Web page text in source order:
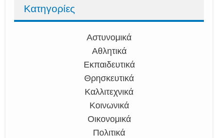
Κατηγορίες
Αστυνομικά
Αθλητικά
Εκπαιδευτικά
Θρησκευτικά
Καλλιτεχνικά
Κοινωνικά
Οικονομικά
Πολιτικά